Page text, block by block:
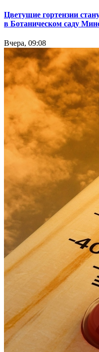
Цветущие гортензии
в Ботаническом саду
Вчера, 09:08